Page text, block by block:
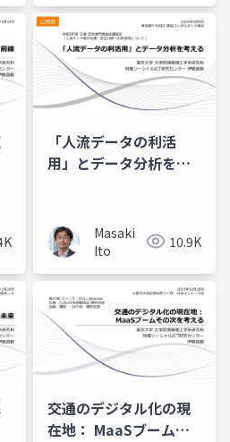
「人流データの利活
用」とデータ分析を考
Masaki
Ito
10.9K
交通のデジタル化の現
在地： MaaSブームそ